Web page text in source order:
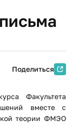
Поделиться
Факультета
вместе с
теории ФМЭО